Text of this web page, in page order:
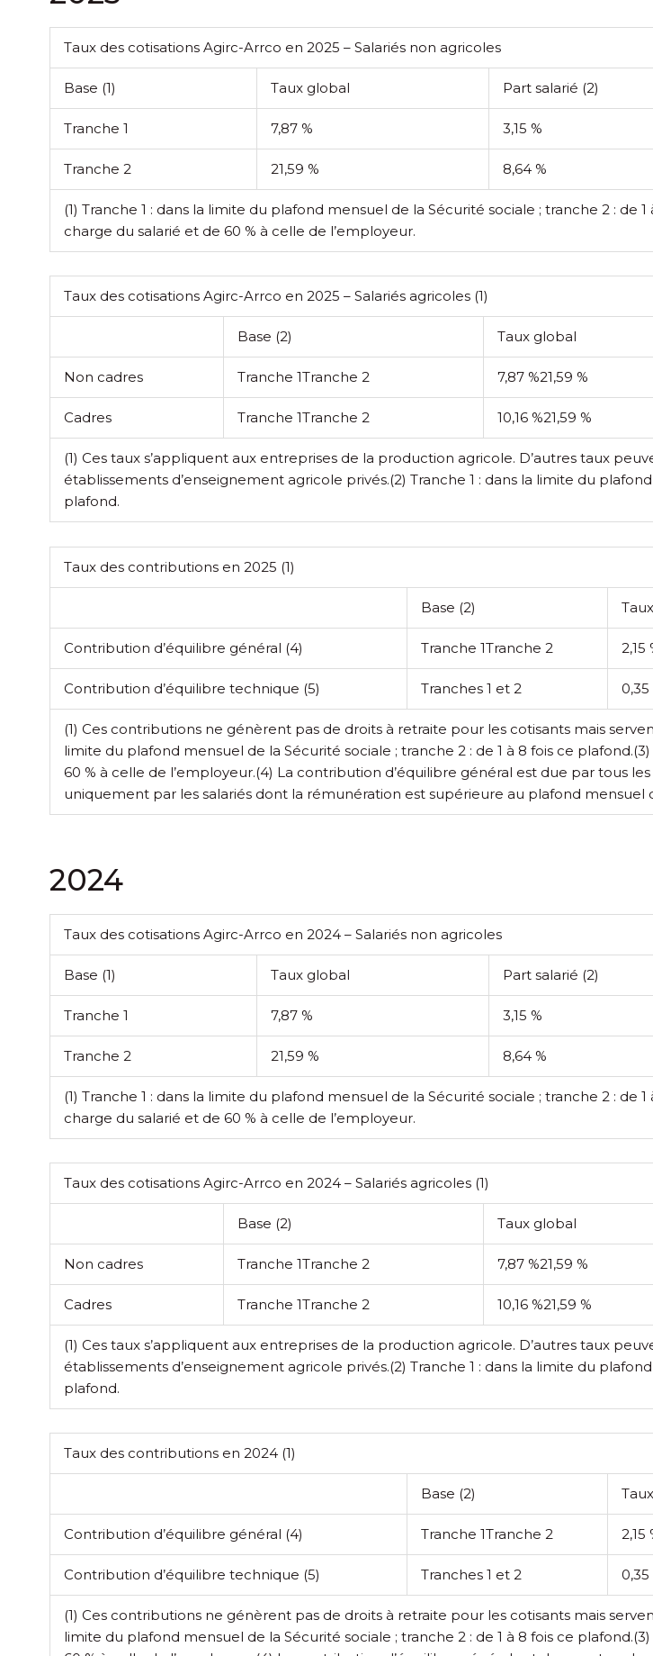
Taux des cotisations Agirc-Arrco en 2025 – Salariés non agricoles
Base (1) Taux global Part salarié (2)
Tranche 1 7,87 % 3,15 %
Tranche 2 21,59 % 8,64 %
(1) Tranche 1 : dans la limite du plafond mensuel de la Sécurité sociale ; tranche 2 : de
charge du salarié et de 60 % à celle de l’employeur.
Taux des cotisations Agirc-Arrco en 2025 – Salariés agricoles (1)
Base (2) Taux global
Non cadres Tranche 1Tranche 2 7,87 %21,59 %
Cadres Tranche 1Tranche 2 10,16 %21,59 %
(1) Ces taux s’appliquent aux entreprises de la production agricole. D’autres taux
établissements d’enseignement agricole privés.(2) Tranche 1 : dans la limite du
plafond.
Taux des contributions en 2025 (1)
Base (2)
Contribution d’équilibre général (4) Tranche 1Tranche 2 2,15
Contribution d’équilibre technique (5) Tranches 1 et 2 0,35
(1) Ces contributions ne génèrent pas de droits à retraite pour les cotisants mais
limite du plafond mensuel de la Sécurité sociale ; tranche 2 : de 1 à 8 fois ce plafond.
60 % à celle de l’employeur.(4) La contribution d’équilibre général est due par tous les
uniquement par les salariés dont la rémunération est supérieure au plafond mensuel
2024
Taux des cotisations Agirc-Arrco en 2024 – Salariés non agricoles
Base (1) Taux global Part salarié (2)
Tranche 1 7,87 % 3,15 %
Tranche 2 21,59 % 8,64 %
(1) Tranche 1 : dans la limite du plafond mensuel de la Sécurité sociale ; tranche 2 : de
charge du salarié et de 60 % à celle de l’employeur.
Taux des cotisations Agirc-Arrco en 2024 – Salariés agricoles (1)
Base (2) Taux global
Non cadres Tranche 1Tranche 2 7,87 %21,59 %
Cadres Tranche 1Tranche 2 10,16 %21,59 %
(1) Ces taux s’appliquent aux entreprises de la production agricole. D’autres taux
établissements d’enseignement agricole privés.(2) Tranche 1 : dans la limite du
plafond.
Taux des contributions en 2024 (1)
Base (2)
Contribution d’équilibre général (4) Tranche 1Tranche 2 2,15
Contribution d’équilibre technique (5) Tranches 1 et 2 0,35
(1) Ces contributions ne génèrent pas de droits à retraite pour les cotisants mais
limite du plafond mensuel de la Sécurité sociale ; tranche 2 : de 1 à 8 fois ce plafond.